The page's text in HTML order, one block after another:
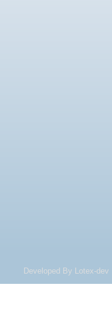
Developed By Lotex-dev